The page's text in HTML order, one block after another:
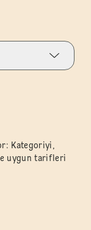
Kategoriyi,
uygun tarifleri